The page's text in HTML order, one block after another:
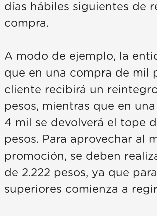
días hábiles siguientes de
compra.
A modo de ejemplo, la
que en una compra de mil
cliente recibirá un
pesos, mientras que en
4 mil se devolverá el tope
pesos. Para aprovechar al
promoción, se deben
de 2.222 pesos, ya que
superiores comienza a